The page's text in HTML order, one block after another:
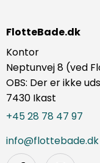
FlotteBade.dk
Kontor
Neptunvej 8 (ved
OBS: Der er ikke
7430 Ikast
+45 28 78 47 97
info@flottebade.dk